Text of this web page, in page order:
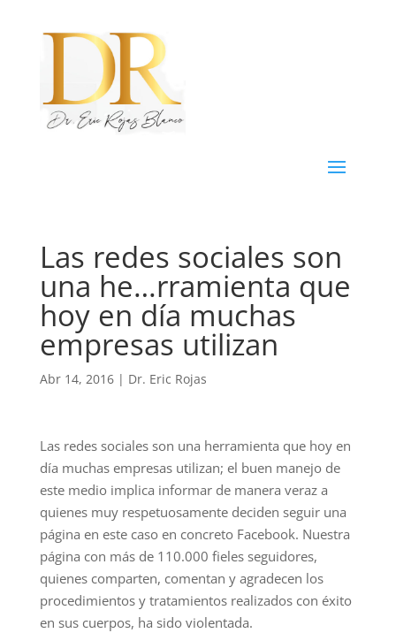
Las redes sociales son
una he…rramienta que
hoy en día muchas
empresas utilizan
Abr 14, 2016| Dr. Eric Rojas
Las redes sociales son una herramienta que hoy en
día muchas empresas utilizan; el buen manejo de
este medio implica informar de manera veraz a
quienes muy respetuosamente deciden seguir una
página en este caso en concreto Facebook. Nuestra
página con más de 110.000 fieles seguidores,
quienes comparten, comentan y agradecen los
procedimientos y tratamientos realizados con éxito
en sus cuerpos, ha sido violentada.